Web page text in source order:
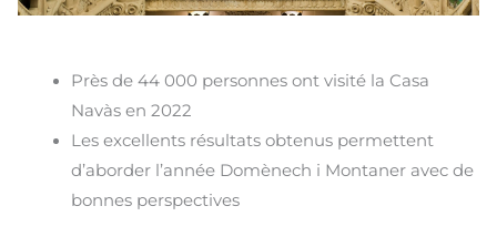
Près de 44 000 personnes ont visité la Casa
Navàs en 2022
Les excellents résultats obtenus permettent
d’aborder l’année Domènech i Montaner avec de
bonnes perspectives